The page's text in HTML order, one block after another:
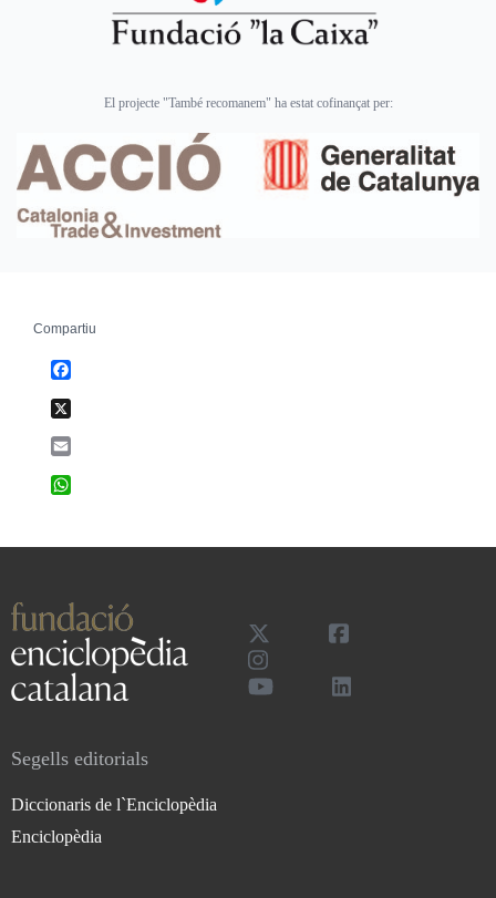
El projecte "També recomanem" ha estat cofinançat per:
Compartiu
Segells editorials
Diccionaris de l`Enciclopèdia
Enciclopèdia